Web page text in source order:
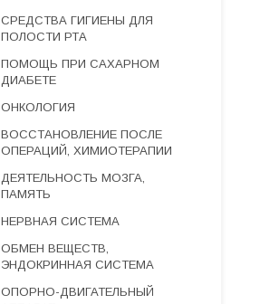
СРЕДСТВА ГИГИЕНЫ ДЛЯ
ПОЛОСТИ РТА
ПОМОЩЬ ПРИ САХАРНОМ
ДИАБЕТЕ
ОНКОЛОГИЯ
ВОССТАНОВЛЕНИЕ ПОСЛЕ
ОПЕРАЦИЙ, ХИМИОТЕРАПИИ
ДЕЯТЕЛЬНОСТЬ МОЗГА,
ПАМЯТЬ
НЕРВНАЯ СИСТЕМА
ОБМЕН ВЕЩЕСТВ,
ЭНДОКРИННАЯ СИСТЕМА
ОПОРНО-ДВИГАТЕЛЬНЫЙ